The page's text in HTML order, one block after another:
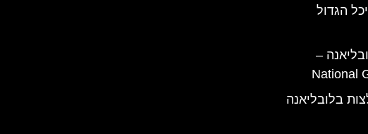
הגדול
–
National
בלובליאנה